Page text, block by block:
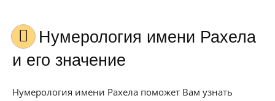
Нумерология имени Рахела
и его значение
Нумерология имени Рахела поможет Вам узнать